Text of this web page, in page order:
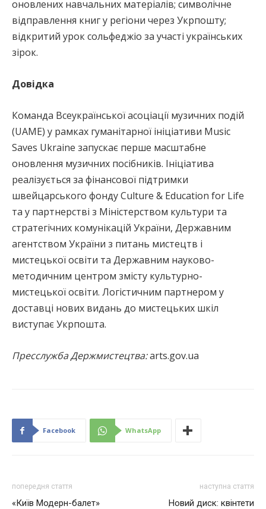
оновлених навчальних матеріалів; символічне
відправлення книг у регіони через Укрпошту;
відкритий урок сольфеджіо за участі українських
зірок.
Довідка
Команда Всеукраїнської асоціації музичних подій
(UAME) у рамках гуманітарної ініціативи Music
Saves Ukraine запускає перше масштабне
оновлення музичних посібників. Ініціатива
реалізується за фінансової підтримки
швейцарського фонду Culture & Education for Life
та у партнерстві з Міністерством культури та
стратегічних комунікацій України, Державним
агентством України з питань мистецтв і
мистецької освіти та Державним науково-
методичним центром змісту культурно-
мистецької освіти. Логістичним партнером у
доставці нових видань до мистецьких шкіл
виступає Укрпошта.
Пресслужба Держмистецтва:arts.gov.ua
Facebook WhatsApp
попередня стаття
«Київ Модерн-балет»
наступна стаття
Новий диск: квінтети